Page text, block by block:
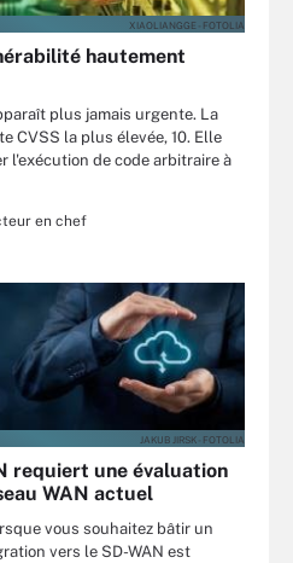
XIAOLIANGGE - FOTOLIA
hautement
plus jamais urgente. La
CVSS la plus élevée, 10. Elle
l'exécution de code arbitraire à
en chef
JAKUB JIRSK - FOTOLIA
requiert une évaluation
WAN actuel
vous souhaitez bâtir un
vers le SD-WAN est